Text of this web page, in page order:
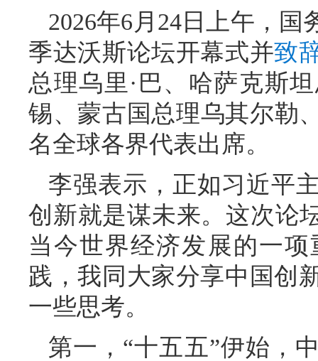
2026年6月24日上午，国
季达沃斯论坛开幕式并致
总理乌里·巴、哈萨克斯
锡、蒙古国总理乌其尔勒
名全球各界代表出席。
李强表示，正如习近平
创新就是谋未来。这次论
当今世界经济发展的一
践，我同大家分享中国创
一些思考。
第一，“十五五”伊始，